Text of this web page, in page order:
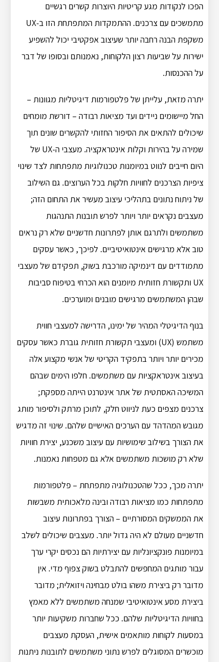
הפכו לנקודות מגע קריטיות היוצרות קשרים רגשיים
מתמשכים עם צרכנים. ההתמקדות המתפתחת הזו ב-UX
משקפת הבנה רחבה יותר שעיצוב אפקטיבי יכול להשפיע
ישירות על שביעות רצון הלקוחות, נאמנותם ובסופו של דבר
על ההכנסות.
יתרה מזאת, עלייתן של פלטפורמות דיגיטליות מגוונות –
החל מיישומים ניידים ועד מציאות רבודה – דורשת מומחים
שיכולים להתאים את הסיפור החזותי להקשרים שונים תוך
שמירה על בהירות וקלות אינטראקציה. מעצבי ה-UX של
היום חייבים לנווט במיומנות טכנולוגיות מתפתחות לצד שינוי
ציפיות הצרכנים לחוויות חלקות בכל הערוצים. גם השילוב
של ניתוח נתונים בתהליכי עיצוב מעשיר את התחום הזה;
מעצבים נקראים יותר ויותר לפרש תובנות התנהגות
משתמשים ולתרגם אותן לפתרונות חדשניים שלא רק נראים
טוב אלא מרגישים אינטואיטיביים. לפיכך, כאשר עסקים
מתמודדים עם דינמיקה מורכבת בשוק, תפקידם של מעצבי
UX ותקשורת חזותית מיומנים הוא הכרחי בטיפוח סביבות
שבהן המשתמשים מרגישים מובנים ומוערכים.
בנוף הדיגיטלי המהיר של ימינו, הדרישה למעצבי חווית
משתמש (UX) ומעצבי תקשורת חזותית גוברת כאשר עסקים
מכירים יותר ויותר בתפקיד הקריטי של אנשי מקצוע אלה
בעיצוב אינטראקציות עם משתמשים. חלפו הימים שבהם
המשיכה האסתטית של אתר אינטרנט הייתה מספקת;
צרכנים מצפים כעת לניווט חלק, לתוכן מרתק ולסיפור מותג
מגובש המהדהד עם הערכים האישיים שלהם. שינוי זה מדגיש
את הצורך בשילוב שימושיות עם עיצוב משכנע, יצירת חוויות
שלא רק מושכות משתמשים אלא גם מטפחות נאמנות.
יתרה מכך, ככל שהטכנולוגיה מתפתחת – פלטפורמות
מתפתחות כמו מציאות רבודה ובינה מלאכותית משבשות
את הממשקים המסורתיים – הצורך בפתרונות עיצוב
חדשניים מעולם לא היה גדול יותר. מעצבים שיכולים לשלב
במיומנות פונקציונליות עם יצירתיות הם נכסים יקרי ערך
עבור מותגים המחפשים להתבלט בשוק צפוף מדי. אין
מדובר רק ביצירת משהו בולט מבחינה ויזואלית; מדובר
ביצירת מסע אינטואיטיבי שמנחה משתמשים ללא מאמץ
בחוויות הדיגיטליות שלהם. ככל שחברות משקיעות יותר
במסעות לקוחות מותאמים אישית, העסקת מעצבים
מוכשרים המסוגלים לפרש נתוני משתמשים לתובנות ניתנות